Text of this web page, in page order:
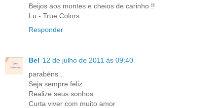
Beijos aos montes e cheios de carinho !!
Lu - True Colors
Responder
Bel 12 de julho de 2011 às 09:40
parabéns...
Seja sempre feliz
Realize seus sonhos
Curta viver com muito amor